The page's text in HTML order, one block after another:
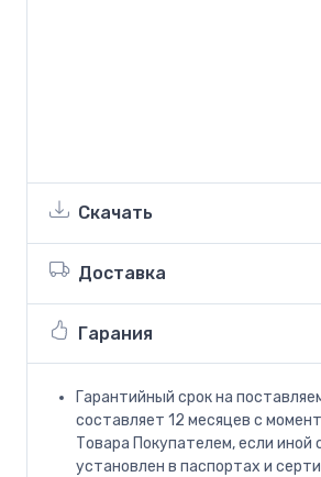
Скачать
Доставка
Гарания
Гарантийный срок на
составляет 12 месяцев с
Товара Покупателем, если иной
установлен в паспортах и